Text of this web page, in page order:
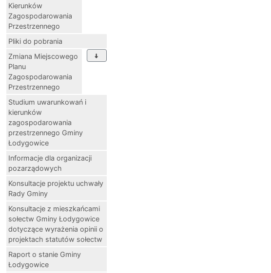
Kierunków
Zagospodarowania
Przestrzennego
Pliki do pobrania
Zmiana Miejscowego
Planu
Zagospodarowania
Przestrzennego
Studium uwarunkowań i
kierunków
zagospodarowania
przestrzennego Gminy
Łodygowice
Informacje dla organizacji
pozarządowych
Konsultacje projektu uchwały
Rady Gminy
Konsultacje z mieszkańcami
sołectw Gminy Łodygowice
dotyczące wyrażenia opinii o
projektach statutów sołectw
Raport o stanie Gminy
Łodygowice